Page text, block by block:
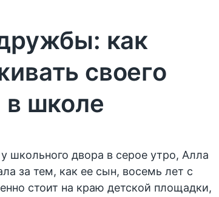
как
своего
в школе
школьного двора в серое утро, Алла
за тем, как ее сын, восемь лет с
стоит на краю детской площадки,